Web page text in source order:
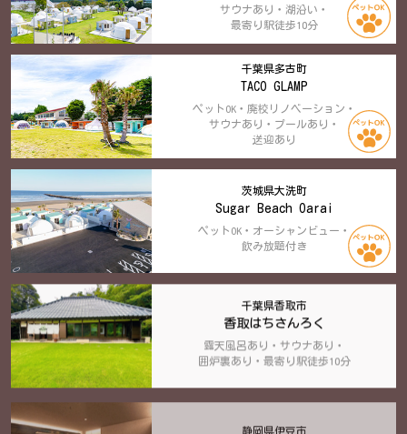
サウナあり・湖沿い・
最寄り駅徒歩10分
千葉県多古町
TACO GLAMP
ペットOK・廃校リノベーション・
サウナあり・プールあり・
送迎あり
茨城県大洗町
Sugar Beach Oarai
ペットOK・オーシャンビュー・
飲み放題付き
千葉県香取市
香取はちさんろく
露天風呂あり・サウナあり・
囲炉裏あり・最寄り駅徒歩10分
静岡県伊豆市